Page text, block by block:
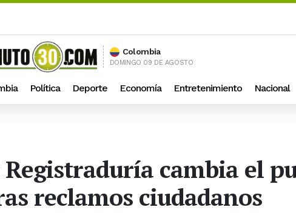
Colombia
DOMINGO 09 DE AGOSTO
Política Deporte Economía Entretenimiento Nacional
cambia el
reclamos ciudadanos